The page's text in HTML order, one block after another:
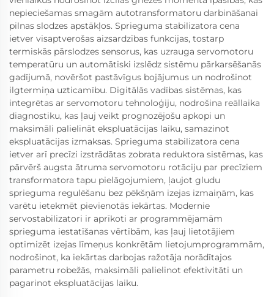
nepieciešamas smagām autotransformatoru darbināšanai
pilnas slodzes apstākļos. Sprieguma stabilizatora cena
ietver visaptverošas aizsardzības funkcijas, tostarp
termiskās pārslodzes sensorus, kas uzrauga servomotoru
temperatūru un automātiski izslēdz sistēmu pārkarsēšanās
gadījumā, novēršot pastāvīgus bojājumus un nodrošinot
ilgtermiņa uzticamību. Digitālās vadības sistēmas, kas
integrētas ar servomotoru tehnoloģiju, nodrošina reāllaika
diagnostiku, kas ļauj veikt prognozējošu apkopi un
maksimāli palielināt ekspluatācijas laiku, samazinot
ekspluatācijas izmaksas. Sprieguma stabilizatora cena
ietver arī precīzi izstrādātas zobrata reduktora sistēmas, kas
pārvērš augsta ātruma servomotoru rotāciju par precīziem
transformatora tapu pielāgojumiem, ļaujot gludu
sprieguma regulēšanu bez pēkšņām izejas izmaiņām, kas
varētu ietekmēt pievienotās iekārtas. Modernie
servostabilizatori ir aprīkoti ar programmējamām
sprieguma iestatīšanas vērtībām, kas ļauj lietotājiem
optimizēt izejas līmeņus konkrētām lietojumprogrammām,
nodrošinot, ka iekārtas darbojas ražotāja norādītajos
parametru robežās, maksimāli palielinot efektivitāti un
pagarinot ekspluatācijas laiku.